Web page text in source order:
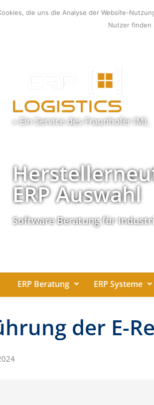
» Ein Service desFraunhofer IML
ERP Auswahl
Software Beratung für
ERP Beratung ERP Systeme
der E-
die uns die Analyse der Website-
Nutzer finden